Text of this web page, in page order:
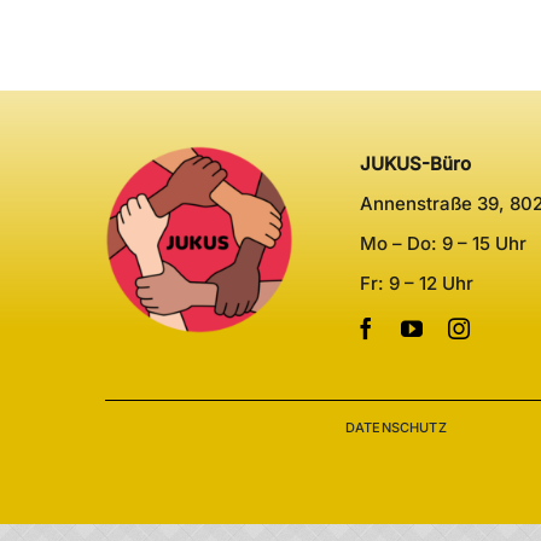
JUKUS-Büro
Annenstraße 39,
Mo – Do: 9 – 15 Uhr
Fr: 9 – 12 Uhr
DATENSCHUTZ